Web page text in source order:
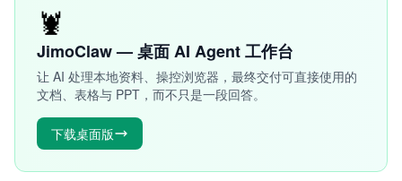
🦞
JimoClaw — 桌面 AI Agent 工作台
让 AI 处理本地资料、操控浏览器，最终交付可直接使用的
文档、表格与 PPT，而不只是一段回答。
下载桌面版